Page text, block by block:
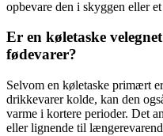
opbevare den i skyggen eller
Er en køletaske
fødevarer?
Selvom en køletaske primært
drikkevarer kolde, kan den
varme i kortere perioder. Det
eller lignende til